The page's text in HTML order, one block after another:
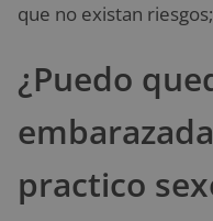
que no existan
¿Puedo
practico